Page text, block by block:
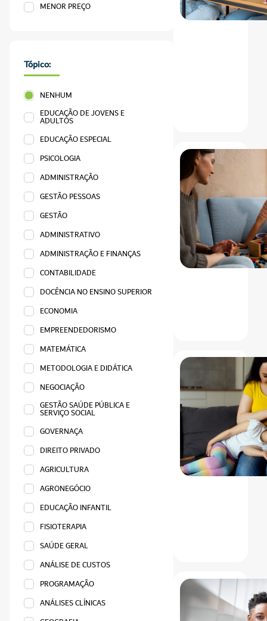
MENOR PREÇO
Tópico:
NENHUM
EDUCAÇÃO DE JOVENS E
ADULTOS
EDUCAÇÃO ESPECIAL
PSICOLOGIA
ADMINISTRAÇÃO
GESTÃO PESSOAS
GESTÃO
ADMINISTRATIVO
ADMINISTRAÇÃO E FINANÇAS
CONTABILIDADE
DOCÊNCIA NO ENSINO SUPERIOR
ECONOMIA
EMPREENDEDORISMO
MATEMÁTICA
METODOLOGIA E DIDÁTICA
NEGOCIAÇÃO
GESTÃO SAÚDE PÚBLICA E
SERVIÇO SOCIAL
GOVERNAÇA
DIREITO PRIVADO
AGRICULTURA
AGRONEGÓCIO
EDUCAÇÃO INFANTIL
FISIOTERAPIA
SAÚDE GERAL
ANÁLISE DE CUSTOS
PROGRAMAÇÃO
ANÁLISES CLÍNICAS